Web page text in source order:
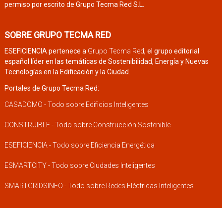
permiso por escrito de Grupo Tecma Red S.L.
SOBRE GRUPO TECMA RED
ESEFICIENCIA pertenece a Grupo Tecma Red, el grupo editorial
español líder en las temáticas de Sostenibilidad, Energía y Nuevas
Tecnologías en la Edificación y la Ciudad.
Portales de Grupo Tecma Red:
CASADOMO - Todo sobre Edificios Inteligentes
CONSTRUIBLE - Todo sobre Construcción Sostenible
ESEFICIENCIA - Todo sobre Eficiencia Energética
ESMARTCITY - Todo sobre Ciudades Inteligentes
SMARTGRIDSINFO - Todo sobre Redes Eléctricas Inteligentes